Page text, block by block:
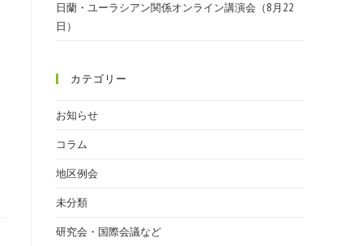
日蘭・ユーラシアン関係オンライン講演会（8月22
日）
カテゴリー
お知らせ
コラム
地区例会
未分類
研究会・国際会議など